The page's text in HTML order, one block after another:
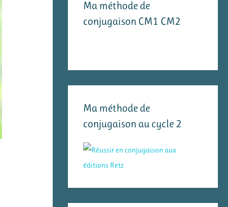
Ma méthode de
conjugaison CM1 CM2
Ma méthode de
conjugaison au cycle 2